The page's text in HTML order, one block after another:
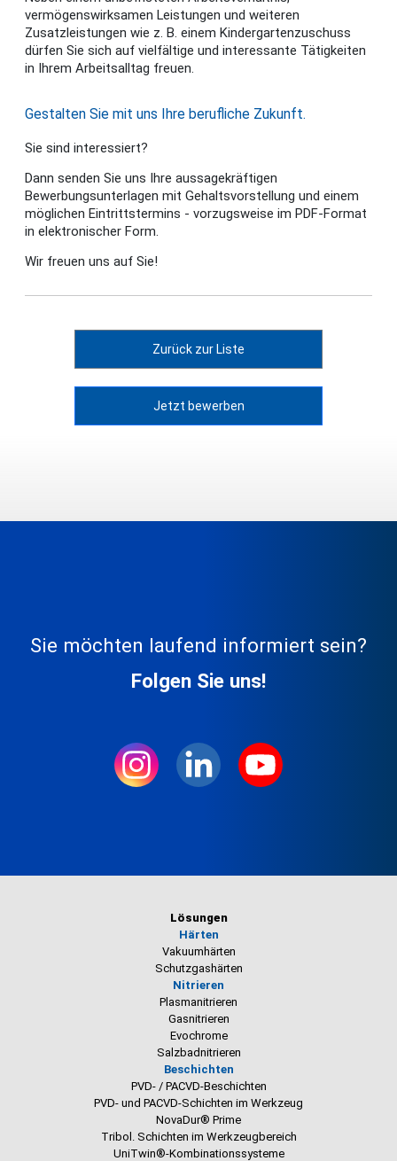
vermögenswirksamen Leistungen und weiteren
Zusatzleistungen wie z. B. einem Kindergartenzuschuss
dürfen Sie sich auf vielfältige und interessante Tätigkeiten
in Ihrem Arbeitsalltag freuen.
Gestalten Sie mit uns Ihre berufliche Zukunft.
Sie sind interessiert?
Dann senden Sie uns Ihre aussagekräftigen
Bewerbungsunterlagen mit Gehaltsvorstellung und einem
möglichen Eintrittstermins - vorzugsweise im PDF-Format
in elektronischer Form.
Wir freuen uns auf Sie!
Zurück zur Liste
Jetzt bewerben
Sie möchten laufend informiert sein?
Folgen Sie uns!
Lösungen
Härten
Vakuumhärten
Schutzgashärten
Nitrieren
Plasmanitrieren
Gasnitrieren
Evochrome
Salzbadnitrieren
Beschichten
PVD- / PACVD-Beschichten
PVD- und PACVD-Schichten im Werkzeug
NovaDur® Prime
Tribol. Schichten im Werkzeugbereich
UniTwin®-Kombinationssysteme